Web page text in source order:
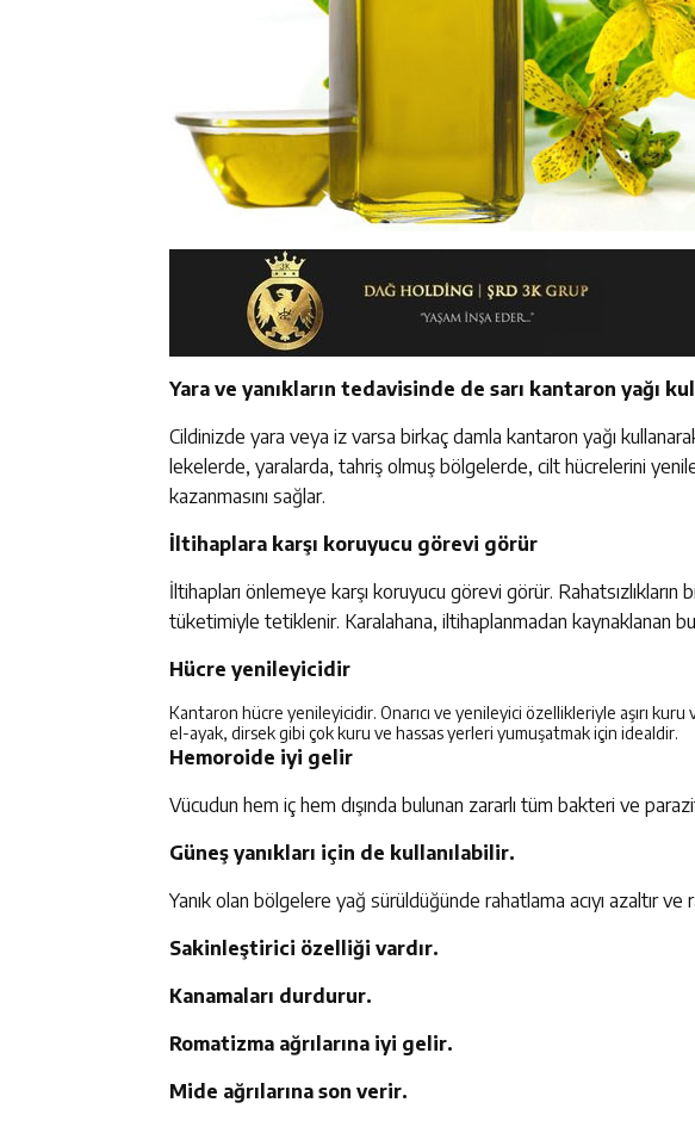
Yara ve yanıkların tedavisinde de sarı kantaron yağı
Cildinizde yara veya iz varsa birkaç damla kantaron yağı kullanarak
lekelerde, yaralarda, tahriş olmuş bölgelerde, cilt hücrelerini
kazanmasını sağlar.
İltihaplara karşı koruyucu görevi görür
İltihapları önlemeye karşı koruyucu görevi görür. Rahatsızlıkların
tüketimiyle tetiklenir. Karalahana, iltihaplanmadan kaynaklanan
Hücre yenileyicidir
Kantaron hücre yenileyicidir. Onarıcı ve yenileyici özellikleriyle aşırı
el-ayak, dirsek gibi çok kuru ve hassas yerleri yumuşatmak için idealdir.
Hemoroide iyi gelir
Vücudun hem iç hem dışında bulunan zararlı tüm bakteri ve
Güneş yanıkları için de kullanılabilir.
Yanık olan bölgelere yağ sürüldüğünde rahatlama acıyı azaltır ve
Sakinleştirici özelliği vardır.
Kanamaları durdurur.
Romatizma ağrılarına iyi gelir.
Mide ağrılarına son verir.